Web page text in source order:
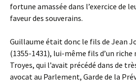
fortune amassée dans l’exercice de
faveur des souverains.
Guillaume était donc le fils de Jean
(1355-1431), lui-même fils d’un riche
Troyes, qui l’avait précédé dans de
avocat au Parlement, Garde de la